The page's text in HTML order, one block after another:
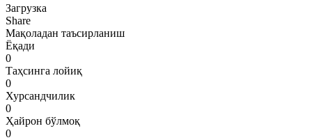
Загрузка
Share
Мақоладан таъсирланиш
Ёқади
0
Таҳсинга лойиқ
0
Хурсандчилик
0
Ҳайрон бўлмоқ
0